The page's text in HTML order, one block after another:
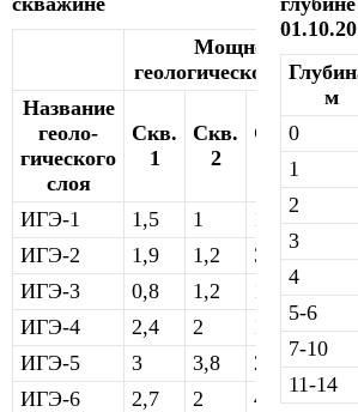
Мощность
геологического слоя, м
Название
геоло-
гического
слоя
Скв.
1
Скв.
2
Скв.
3
4
ИГЭ-1 1,5 1 1,9
0,7
ИГЭ-2
1,9 1,2 3
1,5
ИГЭ-3
0,8 1,2 1
2
ИГЭ-4
2,4 2 1
4
ИГЭ-5
3 3,8 2,5
1
ИГЭ-6
2,7 2 4
4
м
0
1
2
3
4
5-6
7-10
11-14